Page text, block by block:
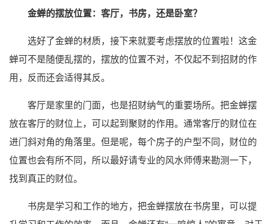
金蝉的摆放位置：客厅，书房，还是卧室？
选好了金蝉的材质，接下来就要考虑摆放的位置啦！这金
蝉可不是随便乱摆的，摆放的位置不对，不仅起不到招财的作
用，反而还会适得其反。
客厅是家里的门面，也是招财纳气的重要场所。把金蝉摆
放在客厅的财位上，可以起到聚财的作用。通常客厅的财位在
进门斜对角的角落里。但是呢，每个房子的户型不同，财位的
位置也会有所不同，所以最好请专业的风水师傅来勘测一下，
找到真正的财位。
书房是学习和工作的地方，把金蝉摆放在书房里，可以提